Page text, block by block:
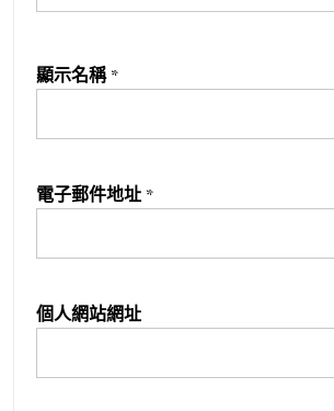
顯示名稱 *
電子郵件地址 *
個人網站網址